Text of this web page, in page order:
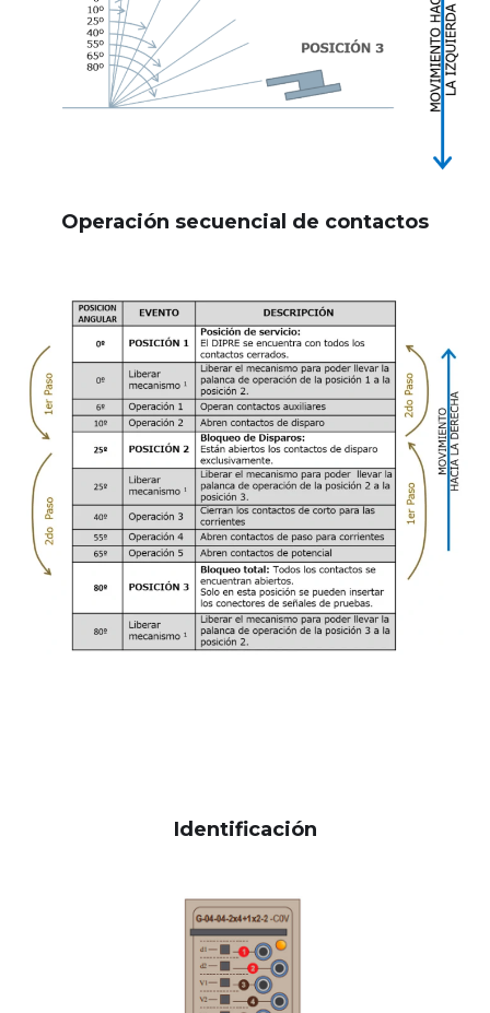
Operación secuencial de contactos
Identificación